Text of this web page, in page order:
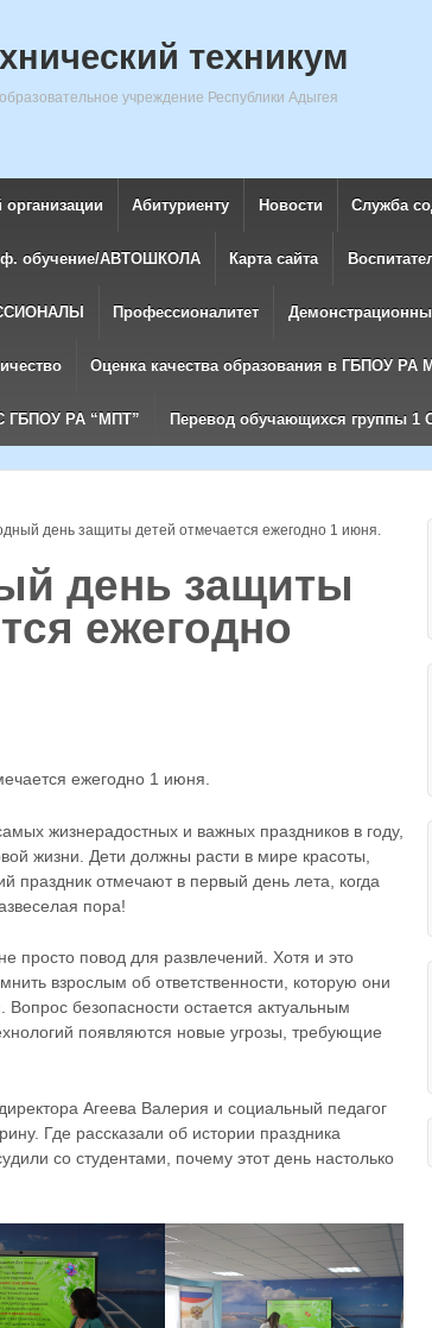
техникум
учреждение Республики Адыгея
Абитуриенту Новости Служба
обучение/АВТОШКОЛА Карта сайта
Профессионалитет
Оценка качества образования в ГБПОУ РА
ГБПОУ РА “МПТ” Перевод обучающихся группы
день защиты детей отмечается ежегодно 1 июня.
день защиты
ежегодно
ежегодно 1 июня.
жизнерадостных и важных праздников в году,
жизни. Дети должны расти в мире красоты,
праздник отмечают в первый день лета, когда
пора!
повод для развлечений. Хотя и это
взрослым об ответственности, которую они
Вопрос безопасности остается актуальным
появляются новые угрозы, требующие
Агеева Валерия и социальный педагог
Где рассказали об истории праздника
со студентами, почему этот день настолько